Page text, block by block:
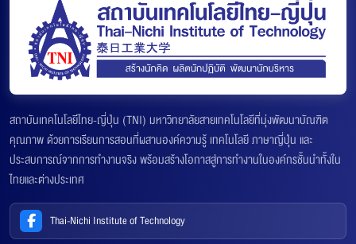
สถาบันเทคโนโลยีไทย-ญี่ปุ่น (TNI) มหาวิทยาลัยสายเทคโนโลยีที่มุ่งพัฒนาบัณฑิต
คุณภาพ ด้วยการเรียนการสอนที่ผสานองค์ความรู้ เทคโนโลยี ภาษาญี่ปุ่น และ
ประสบการณ์จากการทำงานจริง พร้อมสร้างโอกาสสู่การทำงานในองค์กรชั้นนำทั้งใน
ไทยและต่างประเทศ
Thai-Nichi Institute of Technology